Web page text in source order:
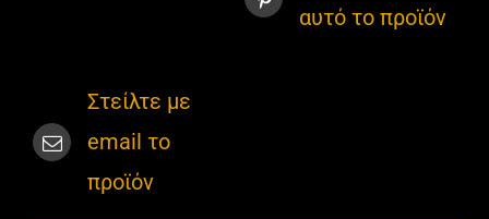
αυτό το προϊόν
Στείλτε με
email το
προϊόν